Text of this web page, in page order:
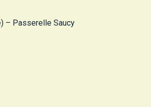
– Passerelle Saucy